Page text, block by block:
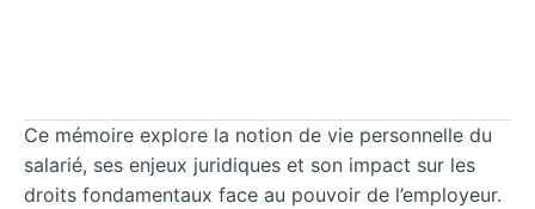
Ce mémoire explore la notion de vie personnelle du
salarié, ses enjeux juridiques et son impact sur les
droits fondamentaux face au pouvoir de l’employeur.